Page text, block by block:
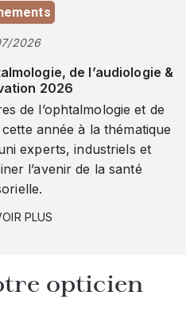
2026
de l’audiologie &
2026
de l’ophtalmologie et de
année à la thématique
experts, industriels et
l’avenir de la santé
PLUS
opticien